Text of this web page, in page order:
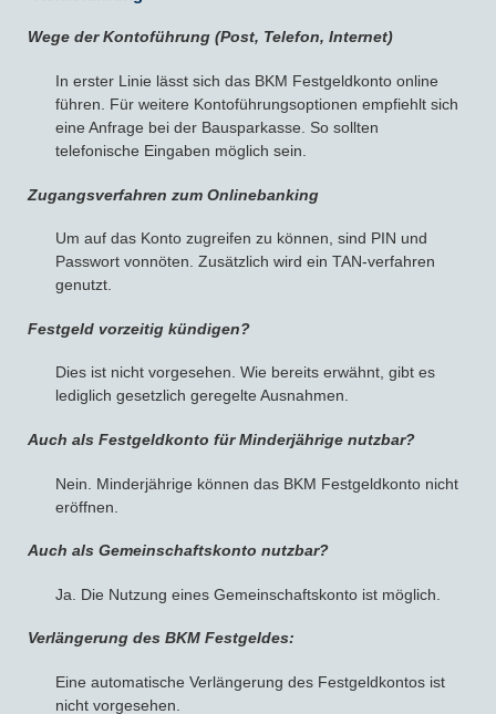
Wege der Kontoführung (Post, Telefon, Internet)
In erster Linie lässt sich das BKM Festgeldkonto online
führen. Für weitere Kontoführungsoptionen empfiehlt sich
eine Anfrage bei der Bausparkasse. So sollten
telefonische Eingaben möglich sein.
Zugangsverfahren zum Onlinebanking
Um auf das Konto zugreifen zu können, sind PIN und
Passwort vonnöten. Zusätzlich wird ein TAN-verfahren
genutzt.
Festgeld vorzeitig kündigen?
Dies ist nicht vorgesehen. Wie bereits erwähnt, gibt es
lediglich gesetzlich geregelte Ausnahmen.
Auch als Festgeldkonto für Minderjährige nutzbar?
Nein. Minderjährige können das BKM Festgeldkonto nicht
eröffnen.
Auch als Gemeinschaftskonto nutzbar?
Ja. Die Nutzung eines Gemeinschaftskonto ist möglich.
Verlängerung des BKM Festgeldes:
Eine automatische Verlängerung des Festgeldkontos ist
nicht vorgesehen.